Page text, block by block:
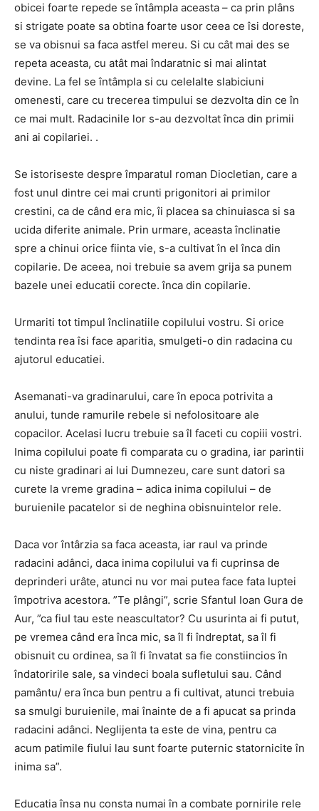
obicei foarte repede se întâmpla aceasta – ca prin plâns
si strigate poate sa obtina foarte usor ceea ce îsi doreste,
se va obisnui sa faca astfel mereu. Si cu cât mai des se
repeta aceasta, cu atât mai îndaratnic si mai alintat
devine. La fel se întâmpla si cu celelalte slabiciuni
omenesti, care cu trecerea timpului se dezvolta din ce în
ce mai mult. Radacinile lor s-au dezvoltat înca din primii
ani ai copilariei. .
Se istoriseste despre împaratul roman Diocletian, care a
fost unul dintre cei mai crunti prigonitori ai primilor
crestini, ca de când era mic, îi placea sa chinuiasca si sa
ucida diferite animale. Prin urmare, aceasta înclinatie
spre a chinui orice fiinta vie, s-a cultivat în el înca din
copilarie. De aceea, noi trebuie sa avem grija sa punem
bazele unei educatii corecte. înca din copilarie.
Urmariti tot timpul înclinatiile copilului vostru. Si orice
tendinta rea îsi face aparitia, smulgeti-o din radacina cu
ajutorul educatiei.
Asemanati-va gradinarului, care în epoca potrivita a
anului, tunde ramurile rebele si nefolositoare ale
copacilor. Acelasi lucru trebuie sa îl faceti cu copiii vostri.
Inima copilului poate fi comparata cu o gradina, iar parintii
cu niste gradinari ai lui Dumnezeu, care sunt datori sa
curete la vreme gradina – adica inima copilului – de
buruienile pacatelor si de neghina obisnuintelor rele.
Daca vor întârzia sa faca aceasta, iar raul va prinde
radacini adânci, daca inima copilului va fi cuprinsa de
deprinderi urâte, atunci nu vor mai putea face fata luptei
împotriva acestora. ”Te plângi”, scrie Sfantul Ioan Gura de
Aur, ”ca fiuI tau este neascultator? Cu usurinta ai fi putut,
pe vremea când era înca mic, sa îl fi îndreptat, sa îl fi
obisnuit cu ordinea, sa îl fi învatat sa fie constiincios în
îndatoririle sale, sa vindeci boala sufletului sau. Când
pamântu/ era înca bun pentru a fi cultivat, atunci trebuia
sa smulgi buruienile, mai înainte de a fi apucat sa prinda
radacini adânci. Neglijenta ta este de vina, pentru ca
acum patimile fiului lau sunt foarte puternic statornicite în
inima sa”.
Educatia însa nu consta numai în a combate pornirile rele